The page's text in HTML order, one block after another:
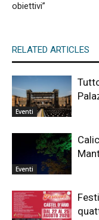
obiettivi”
RELATED ARTICLES
Eventi
Eventi